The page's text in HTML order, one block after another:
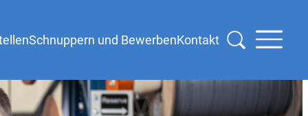
Schnuppern und BewerbenKontakt